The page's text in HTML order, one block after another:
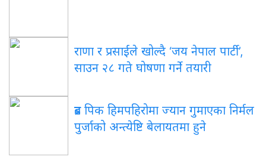
राणा र प्रसाईंले खोल्दै ‘जय नेपाल पार्टी’,
साउन २८ गते घोषणा गर्ने तयारी
ब्रड पिक हिमपहिरोमा ज्यान गुमाएका निर्मल
पुर्जाको अन्त्येष्टि बेलायतमा हुने